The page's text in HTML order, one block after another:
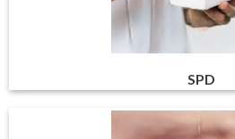
SPD